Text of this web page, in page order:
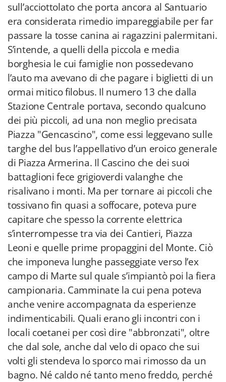
sull’acciottolato che porta ancora al Santuario
era considerata rimedio impareggiabile per far
passare la tosse canina ai ragazzini palermitani.
S’intende, a quelli della piccola e media
borghesia le cui famiglie non possedevano
l’auto ma avevano di che pagare i biglietti di un
ormai mitico filobus. Il numero 13 che dalla
Stazione Centrale portava, secondo qualcuno
dei più piccoli, ad una non meglio precisata
Piazza "Gencascino", come essi leggevano sulle
targhe del bus l’appellativo d’un eroico generale
di Piazza Armerina. Il Cascino che dei suoi
battaglioni fece grigioverdi valanghe che
risalivano i monti. Ma per tornare ai piccoli che
tossivano fin quasi a soffocare, poteva pure
capitare che spesso la corrente elettrica
s’interrompesse tra via dei Cantieri, Piazza
Leoni e quelle prime propaggini del Monte. Ciò
che imponeva lunghe passeggiate verso l’ex
campo di Marte sul quale s’impiantò poi la fiera
campionaria. Camminate la cui pena poteva
anche venire accompagnata da esperienze
indimenticabili. Quali erano gli incontri con i
locali coetanei per così dire "abbronzati", oltre
che dal sole, anche dal velo di opaco che sui
volti gli stendeva lo sporco mai rimosso da un
bagno. Né caldo né tanto meno freddo, perché